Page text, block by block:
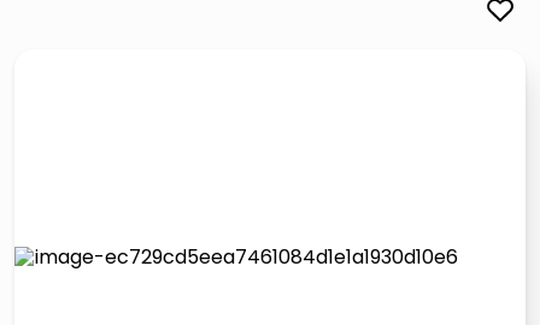
pattumiera raccolta differenziata